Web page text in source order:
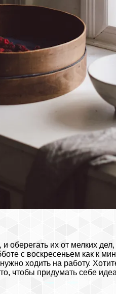
оберегать их от мелких
с воскресеньем как к
ходить на работу.
чтобы придумать себе